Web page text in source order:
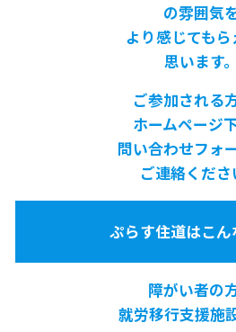
の雰囲気
より感じてもら
思います。
ご参加される
ホームページ
問い合わせフォ
ご連絡くださ
ぷらす住道はこん
障がい者の
就労移行支援施